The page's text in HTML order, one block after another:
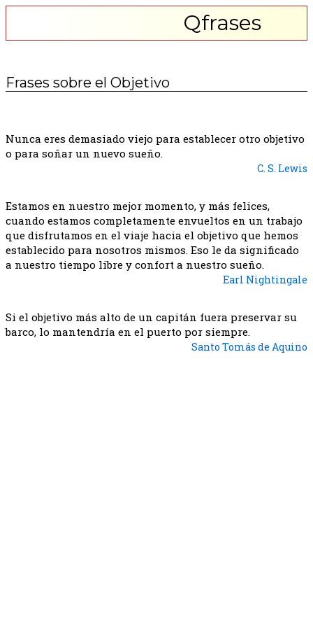
Qfrases
Frases sobre el Objetivo
Nunca eres demasiado viejo para establecer otro objetivo
o para soñar un nuevo sueño.
C. S. Lewis
Estamos en nuestro mejor momento, y más felices,
cuando estamos completamente envueltos en un trabajo
que disfrutamos en el viaje hacia el objetivo que hemos
establecido para nosotros mismos. Eso le da significado
a nuestro tiempo libre y confort a nuestro sueño.
Earl Nightingale
Si el objetivo más alto de un capitán fuera preservar su
barco, lo mantendría en el puerto por siempre.
Santo Tomás de Aquino